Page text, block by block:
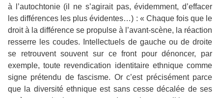
à l’autochtonie (il ne s’agirait pas, évidemment, d’effacer
les différences les plus évidentes…) : « Chaque fois que le
droit à la différence se propulse à l’avant-scène, la réaction
resserre les coudes. Intellectuels de gauche ou de droite
se retrouvent souvent sur ce front pour dénoncer, par
exemple, toute revendication identitaire ethnique comme
signe prétendu de fascisme. Or c’est précisément parce
que la diversité ethnique est sans cesse décalée de ses